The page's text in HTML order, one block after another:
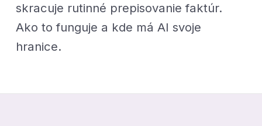
skracuje rutinné prepisovanie faktúr.
Ako to funguje a kde má AI svoje
hranice.